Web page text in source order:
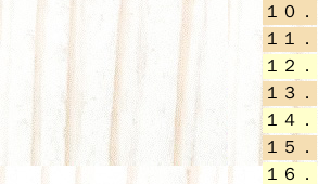
１０．
１１．
１２．
１３．
１４．
１５．
１６．